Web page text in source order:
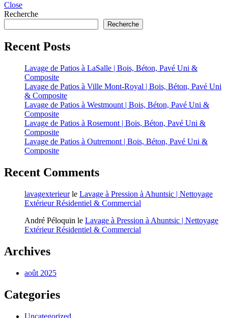
Close
Recherche
Recherche
Recent Posts
Lavage de Patios à LaSalle | Bois, Béton, Pavé Uni &
Composite
Lavage de Patios à Ville Mont-Royal | Bois, Béton, Pavé Uni
& Composite
Lavage de Patios à Westmount | Bois, Béton, Pavé Uni &
Composite
Lavage de Patios à Rosemont | Bois, Béton, Pavé Uni &
Composite
Lavage de Patios à Outremont | Bois, Béton, Pavé Uni &
Composite
Recent Comments
lavagexterieurle Lavage à Pression à Ahuntsic | Nettoyage
Extérieur Résidentiel & Commercial
André Péloquin le Lavage à Pression à Ahuntsic | Nettoyage
Extérieur Résidentiel & Commercial
Archives
août 2025
Categories
Uncategorized